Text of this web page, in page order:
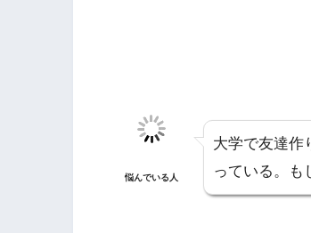
悩んでいる人
大学で友達作
っている。も